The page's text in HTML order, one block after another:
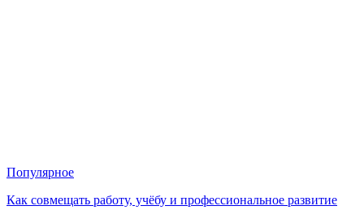
Популярное
Как совмещать работу, учёбу и профессиональное развитие